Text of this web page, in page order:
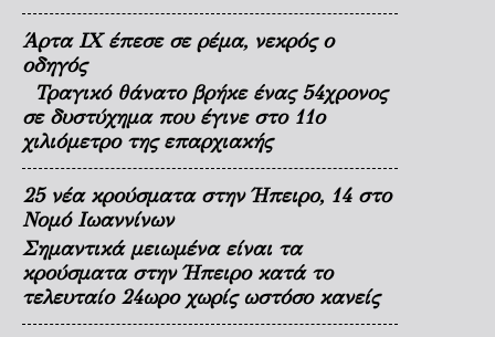
Άρτα ΙΧ έπεσε σε ρέμα, νεκρός ο
οδηγός
Τραγικό θάνατο βρήκε ένας 54χρονος
σε δυστύχημα που έγινε στο 11ο
χιλιόμετρο της επαρχιακής
25 νέα κρούσματα στην Ήπειρο, 14 στο
Νομό Ιωαννίνων
Σημαντικά μειωμένα είναι τα
κρούσματα στην Ήπειρο κατά το
τελευταίο 24ωρο χωρίς ωστόσο κανείς